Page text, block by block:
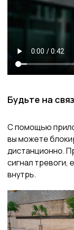
Будьте на
С помощью
вы можете
дистанционно.
сигнал тревоги,
внутрь.